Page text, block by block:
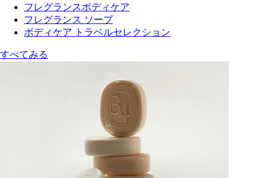
フレグランスボディケア
フレグランス ソープ
ボディケア トラベルセレクション
すべてみる